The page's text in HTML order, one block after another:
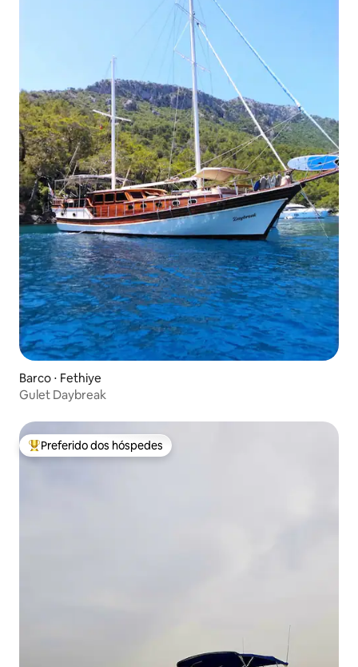
Barco ⋅ Fethiye
Gulet Daybreak
Entre os melhores preferidos dos hóspedes
Preferido dos hóspedes